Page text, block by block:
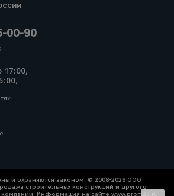
00-90
17:00,
и охраняются законом. © 2008-2026 ООО
строительных конструкций и другого
Информация на сайте www.prom23.ru